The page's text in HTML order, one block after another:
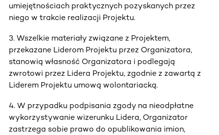
umiejętnościach praktycznych pozyskanych przez
niego w trakcie realizacji Projektu.
3. Wszelkie materiały związane z Projektem,
przekazane Liderom Projektu przez Organizatora,
stanowią własność Organizatora i podlegają
zwrotowi przez Lidera Projektu, zgodnie z zawartą z
Liderem Projektu umową wolontariacką.
4. W przypadku podpisania zgody na nieodpłatne
wykorzystywanie wizerunku Lidera, Organizator
zastrzega sobie prawo do opublikowania imion,